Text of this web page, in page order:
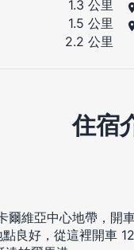
1.3 公里
1.5 公里
2.2 公里
住宿
爾維亞中心地帶，開
良好，從這裡開車